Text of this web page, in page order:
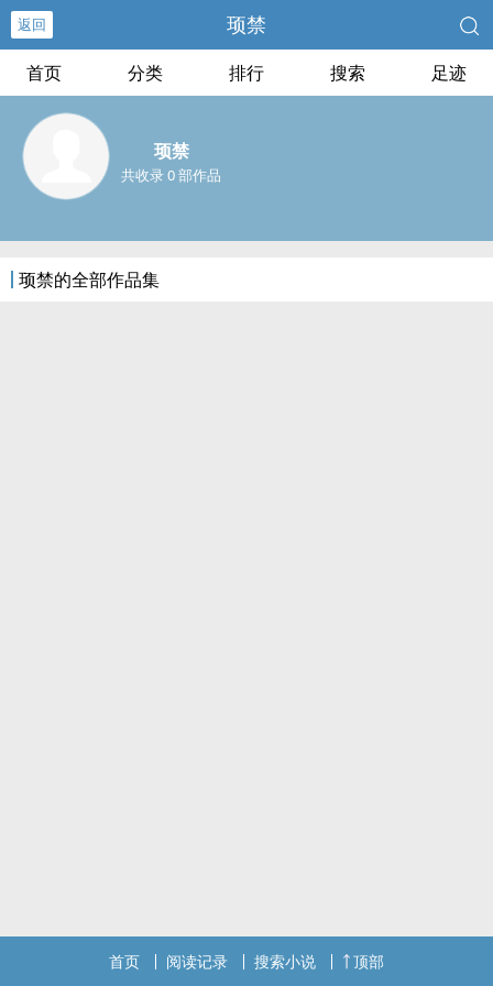
返回 顼禁
首页 分类 排行 搜索 足迹
顼禁
共收录 0 部作品
顼禁的全部作品集
首页 阅读记录 搜索小说 顶部